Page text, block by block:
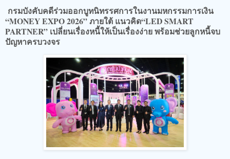
กรมบังคับคดีร่วมออกบูทนิทรรศการในงานมหกรรมการเงิน
“MONEY EXPO 2026” ภายใต้ แนวคิด“LED SMART
PARTNER” เปลี่ยนเรื่องหนี้ให้เป็นเรื่องง่าย พร้อมช่วยลูกหนี้จบ
ปัญหาครบวงจร